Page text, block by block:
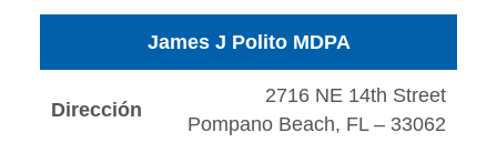
James J Polito MDPA
Dirección
2716 NE 14th Street
Pompano Beach, FL – 33062